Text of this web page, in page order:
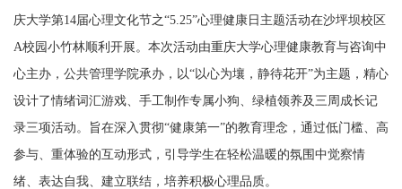
庆大学第14届心理文化节之“5.25”心理健康日主题活动在沙坪坝校区
A校园小竹林顺利开展。本次活动由重庆大学心理健康教育与咨询中
心主办，公共管理学院承办，以“以心为壤，静待花开”为主题，精心
设计了情绪词汇游戏、手工制作专属小狗、绿植领养及三周成长记
录三项活动。旨在深入贯彻“健康第一”的教育理念，通过低门槛、高
参与、重体验的互动形式，引导学生在轻松温暖的氛围中觉察情
绪、表达自我、建立联结，培养积极心理品质。